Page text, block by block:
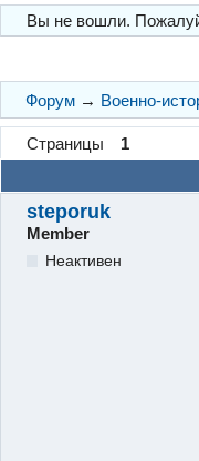
Вы не вошли.
Форум → Военно-
Страницы 1
steporuk
Member
Неактивен